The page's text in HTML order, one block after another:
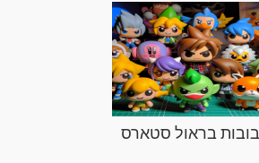
בובות בראול סטארס